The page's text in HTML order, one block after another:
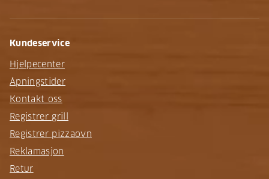
Kundeservice
Hjelpecenter
Åpningstider
Kontakt oss
Registrer grill
Registrer pizzaovn
Reklamasjon
Retur